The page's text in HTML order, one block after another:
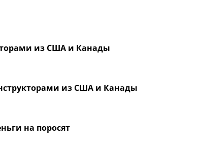
из США и Канады
из США и Канады
на поросят